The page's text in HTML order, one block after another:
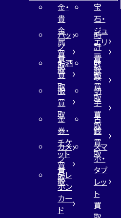
金・
貴
金
属
買
取
宝
石・
ジュ
エリ
ー
買
取
バッ
グ
買
取
時
計
買
取
お酒
買
取
財
布
買
取
服
買
取
切
手
買
取
金
券・
チケ
ット
買
取
古
銭
買
取
カメ
ラ
買
取
スマ
ホ・
タブ
レッ
ト
買
テレ
ホン
カー
ド